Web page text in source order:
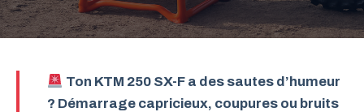
Ton KTM 250 SX-F a des sautes d’humeur
? Démarrage capricieux, coupures ou bruits